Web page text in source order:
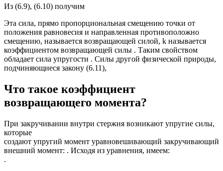
Из (6.9), (6.10) получим
Эта сила, прямо пропорциональная смещению точки от
положения равновесия и направленная противоположно
смещению, называется возвращающей силой, k называется
коэффициентом возвращающей силы . Таким свойством
обладает сила упругости . Силы другой физической природы,
подчиняющиеся закону (6.11),
Что такое коэффициент
возвращающего момента?
При закручивании внутри стержня возникают упругие силы,
которые
создают упругий момент уравновешивающий закручивающий
внешний момент: . Исходя из уравнения, имеем:
.